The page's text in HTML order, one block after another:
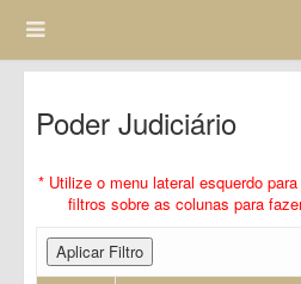
Poder Judiciário
* Utilize o menu lateral esquerdo
filtros sobre as colunas para
Aplicar Filtro